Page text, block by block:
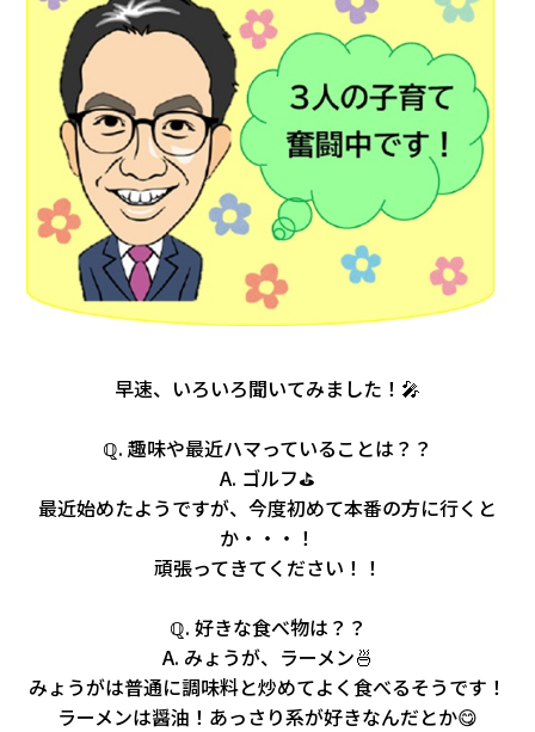
早速、いろいろ聞いてみました！🎤
ℚ. 趣味や最近ハマっていることは？？
A. ゴルフ⛳
最近始めたようですが、今度初めて本番の方に行くと
か・・・！
頑張ってきてください！！
ℚ. 好きな食べ物は？？
A. みょうが、ラーメン🍜
みょうがは普通に調味料と炒めてよく食べるそうです！
ラーメンは醤油！あっさり系が好きなんだとか😋